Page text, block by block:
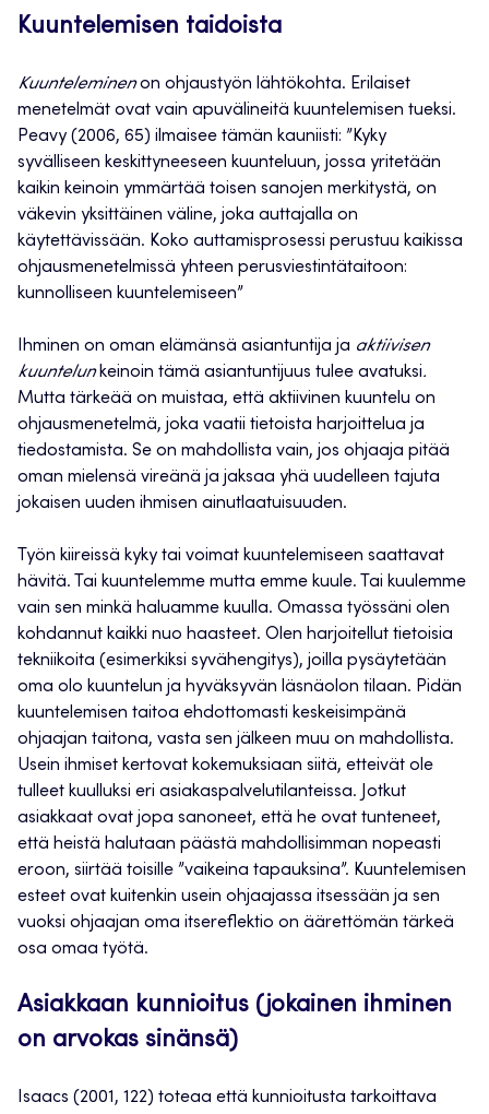
Kuuntelemisen taidoista
Kuunteleminenon ohjaustyön lähtökohta. Erilaiset
menetelmät ovat vain apuvälineitä kuuntelemisen tueksi.
Peavy (2006, 65) ilmaisee tämän kauniisti: ”Kyky
syvälliseen keskittyneeseen kuunteluun, jossa yritetään
kaikin keinoin ymmärtää toisen sanojen merkitystä, on
väkevin yksittäinen väline, joka auttajalla on
käytettävissään. Koko auttamisprosessi perustuu kaikissa
ohjausmenetelmissä yhteen perusviestintätaitoon:
kunnolliseen kuuntelemiseen”
Ihminen on oman elämänsä asiantuntija ja aktiivisen
kuuntelunkeinoin tämä asiantuntijuus tulee avatuksi.
Mutta tärkeää on muistaa, että aktiivinen kuuntelu on
ohjausmenetelmä, joka vaatii tietoista harjoittelua ja
tiedostamista. Se on mahdollista vain, jos ohjaaja pitää
oman mielensä vireänä ja jaksaa yhä uudelleen tajuta
jokaisen uuden ihmisen ainutlaatuisuuden.
Työn kiireissä kyky tai voimat kuuntelemiseen saattavat
hävitä. Tai kuuntelemme mutta emme kuule. Tai kuulemme
vain sen minkä haluamme kuulla. Omassa työssäni olen
kohdannut kaikki nuo haasteet. Olen harjoitellut tietoisia
tekniikoita (esimerkiksi syvähengitys), joilla pysäytetään
oma olo kuuntelun ja hyväksyvän läsnäolon tilaan. Pidän
kuuntelemisen taitoa ehdottomasti keskeisimpänä
ohjaajan taitona, vasta sen jälkeen muu on mahdollista.
Usein ihmiset kertovat kokemuksiaan siitä, etteivät ole
tulleet kuulluksi eri asiakaspalvelutilanteissa. Jotkut
asiakkaat ovat jopa sanoneet, että he ovat tunteneet,
että heistä halutaan päästä mahdollisimman nopeasti
eroon, siirtää toisille ”vaikeina tapauksina”. Kuuntelemisen
esteet ovat kuitenkin usein ohjaajassa itsessään ja sen
vuoksi ohjaajan oma itsereflektio on äärettömän tärkeä
osa omaa työtä.
Asiakkaan kunnioitus (jokainen ihminen
on arvokas sinänsä)
Isaacs (2001, 122) toteaa että kunnioitusta tarkoittava